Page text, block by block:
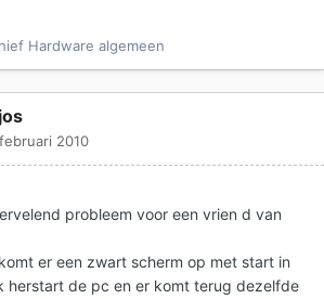
Hardware algemeen
2010
probleem voor een vrien d van
er een zwart scherm op met start in
herstart de pc en er komt terug dezelfde